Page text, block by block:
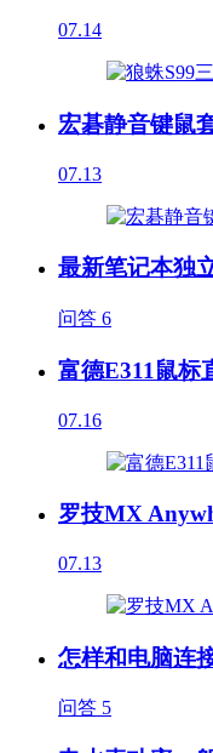
07.14
宏碁静音键鼠
07.13
最新笔记本独
问答 6
富德E311鼠标
07.16
罗技MX
07.13
怎样和电脑连
问答 5